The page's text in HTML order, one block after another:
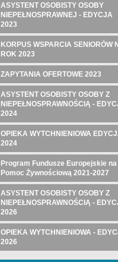
ASYSTENT OSOBISTY OSOBY
NIEPEŁNOSPRAWNEJ - EDYCJA
2023
KORPUS WSPARCIA SENIORÓW
ROK 2023
ZAPYTANIA OFERTOWE 2023
ASYSTENT OSOBISTY OSOBY Z
NIEPEŁNOSPRAWNOŚCIĄ -
2024
OPIEKA WYTCHNIENIOWA
2024
Program Fundusze Europejskie na
Pomoc Żywnościową 2021-2027
ASYSTENT OSOBISTY OSOBY Z
NIEPEŁNOSPRAWNOŚCIĄ -
2026
OPIEKA WYTCHNIENIOWA -
2026